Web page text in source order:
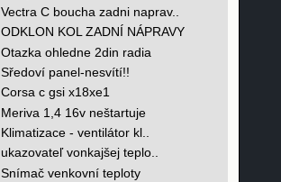
Vectra C boucha zadni naprav..
ODKLON KOL ZADNÍ NÁPRAVY
Otazka ohledne 2din radia
Sředoví panel-nesvítí!!
Corsa c gsi x18xe1
Meriva 1,4 16v neštartuje
Klimatizace - ventilátor kl..
ukazovateľ vonkajšej teplo..
Snímač venkovní teploty